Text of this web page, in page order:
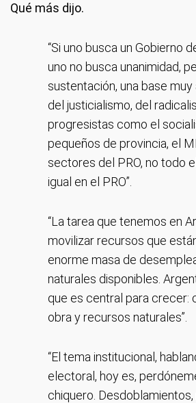
Qué más dijo.
“Si uno busca un Gobierno
uno no busca unanimidad,
sustentación, una base
del justicialismo, del
progresistas como el
pequeños de provincia, el
sectores del PRO, no todo
igual en el PRO”.
“La tarea que tenemos en
movilizar recursos que
enorme masa de
naturales disponibles.
que es central para crecer:
obra y recursos naturales”.
“El tema institucional,
electoral, hoy es,
chiquero.